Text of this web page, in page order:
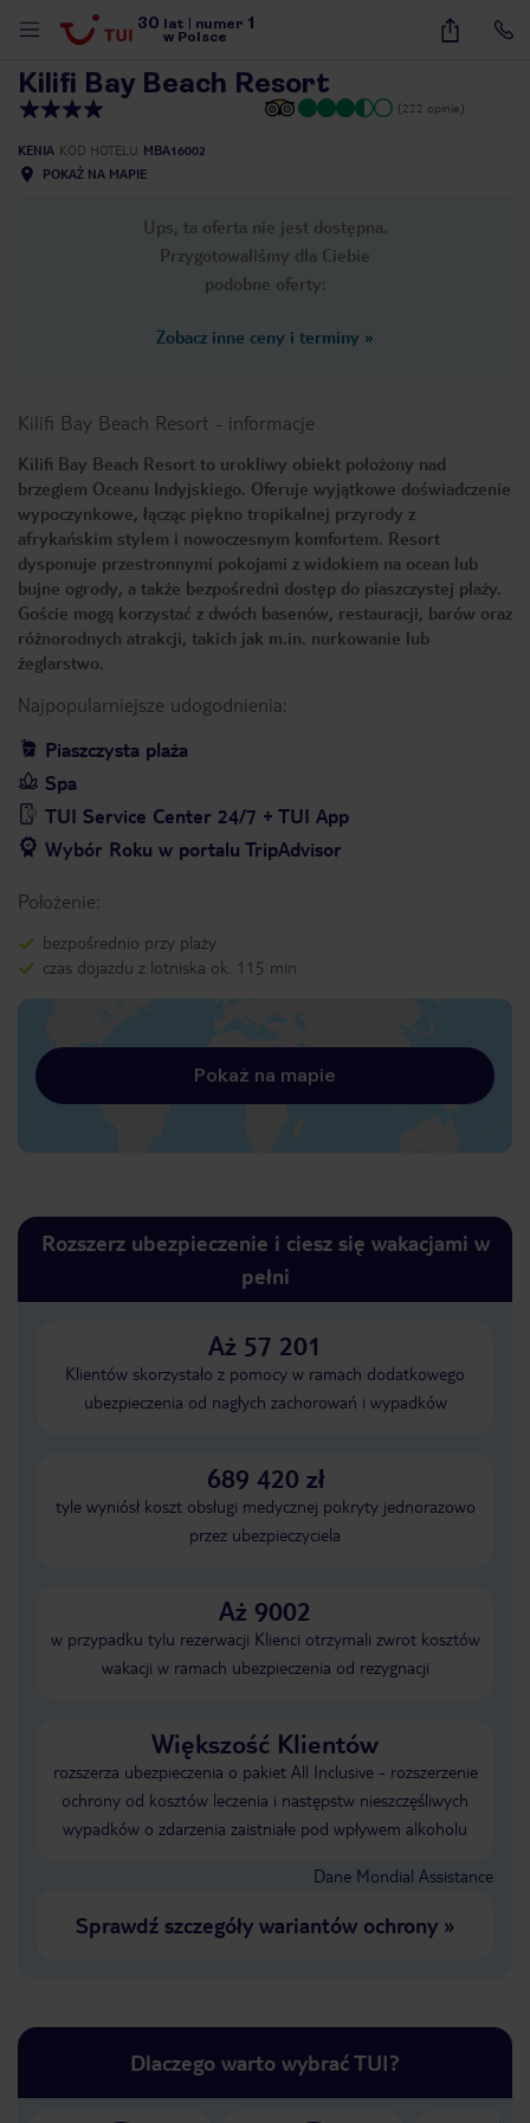
30 lat numer 1
w Polsce
12
Kilifi Bay Beach Resort
(222 opinie)
KENIA KOD HOTELU MBA16002
POKAŻ NA MAPIE
Ups, ta oferta nie jest dostępna.
Przygotowaliśmy dla Ciebie
podobne oferty:
Zobacz inne ceny i terminy »
Kilifi Bay Beach Resort - informacje
Kilifi Bay Beach Resort to urokliwy obiekt położony nad
brzegiem Oceanu Indyjskiego. Oferuje wyjątkowe doświadczenie
wypoczynkowe, łącząc piękno tropikalnej przyrody z
afrykańskim stylem i nowoczesnym komfortem. Resort
dysponuje przestronnymi pokojami z widokiem na ocean lub
bujne ogrody, a także bezpośredni dostęp do piaszczystej plaży.
Goście mogą korzystać z dwóch basenów, restauracji, barów oraz
różnorodnych atrakcji, takich jak m.in. nurkowanie lub
żeglarstwo.
Najpopularniejsze udogodnienia:
Piaszczysta plaża
Spa
TUI Service Center 24/7 + TUI App
Wybór Roku w portalu TripAdvisor
Położenie:
bezpośrednio przy plaży
czas dojazdu z lotniska ok. 115 min
Pokaż na mapie
Rozszerz ubezpieczenie i ciesz się wakacjami w
pełni
Aż 57 201
Klientów skorzystało z pomocy w ramach dodatkowego
ubezpieczenia od nagłych zachorowań i wypadków
689 420 zł
tyle wyniósł koszt obsługi medycznej pokryty jednorazowo
przez ubezpieczyciela
Aż 9002
w przypadku tylu rezerwacji Klienci otrzymali zwrot kosztów
wakacji w ramach ubezpieczenia od rezygnacji
Większość Klientów
rozszerza ubezpieczenia o pakiet All Inclusive - rozszerzenie
ochrony od kosztów leczenia i następstw nieszczęśliwych
wypadków o zdarzenia zaistniałe pod wpływem alkoholu
Dane Mondial Assistance
Sprawdź szczegóły wariantów ochrony»
Dlaczego warto wybrać TUI?